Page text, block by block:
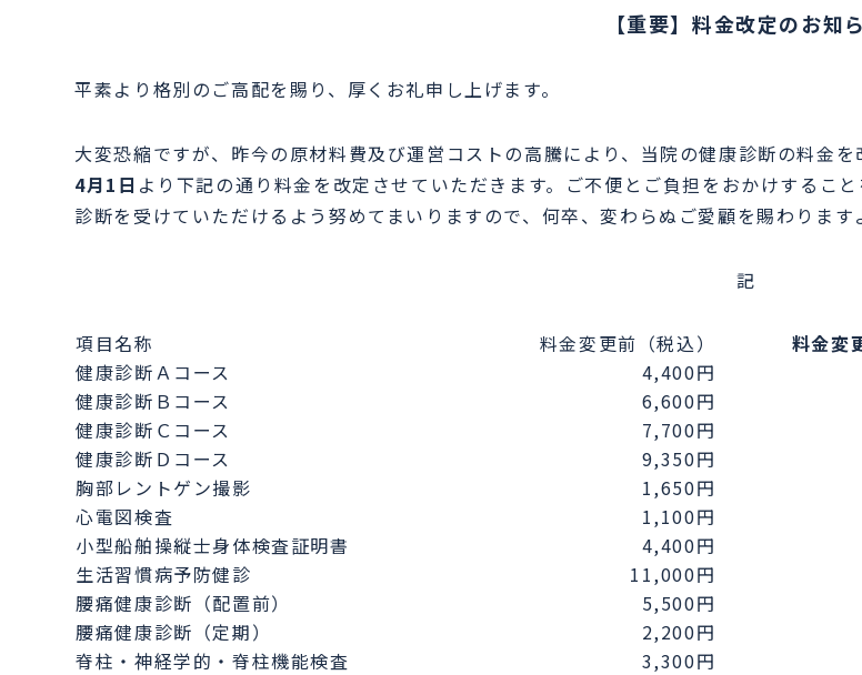
【重要】料金改定のお知
平素より格別のご高配を賜り、厚くお礼申し上げます。
大変恐縮ですが、昨今の原材料費及び運営コストの高騰により、当院の健康診断の料金
4月1日 より下記の通り料金を改定させていただきます。ご不便とご負担をおかけするこ
診断を受けていただけるよう努めてまいりますので、何卒、変わらぬご愛顧を賜わります
記
項目名称 料金変更前（税込）
料金変
健康診断Ａコース
4,400円
健康診断Ｂコース
6,600円
健康診断Ｃコース
7,700円
健康診断Ｄコース
9,350円
胸部レントゲン撮影
1,650円
心電図検査
1,100円
小型船舶操縦士身体検査証明書
4,400円
生活習慣病予防健診
11,000円
腰痛健康診断（配置前）
5,500円
腰痛健康診断（定期）
2,200円
脊柱・神経学的・脊柱機能検査
3,300円